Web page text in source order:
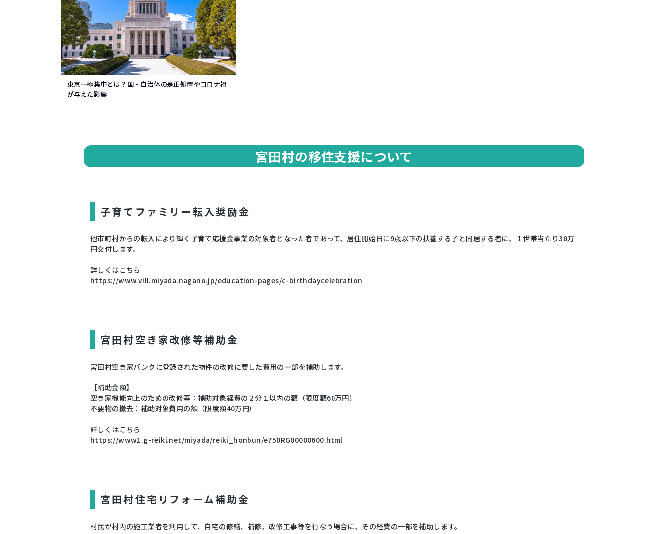
東京一極集中とは？国・自治体の是正処置やコロナ禍
が与えた影響
宮田村の移住支援について
子育てファミリー転入奨励金
他市町村からの転入により輝く子育て応援金事業の対象者となった者であって、居住開始日に9歳以下の扶養する子と同居する者に、１世帯当たり30万
円交付します。
詳しくはこちら
https://www.vill.miyada.nagano.jp/education-pages/c-birthdaycelebration
宮田村空き家改修等補助金
宮田村空き家バンクに登録された物件の改修に要した費用の一部を補助します。
【補助金額】
空き家機能向上のための改修等：補助対象経費の２分１以内の額（限度額60万円）
不要物の撤去：補助対象費用の額（限度額40万円）
詳しくはこちら
https://www1.g-reiki.net/miyada/reiki_honbun/e750RG00000600.html
宮田村住宅リフォーム補助金
村民が村内の施工業者を利用して、自宅の修繕、補修、改修工事等を行なう場合に、その経費の一部を補助します。